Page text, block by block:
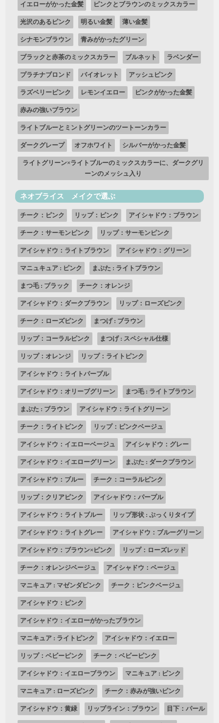
イエローがかった金髪 ピンクとブラウンのミックスカラー
光沢のあるピンク 明るい金髪 薄い金髪
シナモンブラウン 青みがかったグリーン
ブラックと赤茶のミックスカラー ブルネット ラベンダー
プラチナブロンド バイオレット アッシュピンク
ラズベリーピンク レモンイエロー ピンクがかった金髪
赤みの強いブラウン
ライトブルーとミントグリーンのツートーンカラー
ダークグレープ オフホワイト シルバーがかった金髪
ライトグリーン×ライトブルーのミックスカラーに、ダークグリ
ーンのメッシュ入り
ネオブライス メイクで選ぶ
チーク：ピンク リップ：ピンク アイシャドウ：ブラウン
チーク：サーモンピンク リップ：サーモンピンク
アイシャドウ：ライトブラウン アイシャドウ：グリーン
マニュキュア : ピンク まぶた : ライトブラウン
まつ毛 : ブラック チーク：オレンジ
アイシャドウ：ダークブラウン リップ：ローズピンク
チーク：ローズピンク まつげ : ブラウン
リップ：コーラルピンク まつげ : スペシャル仕様
リップ：オレンジ リップ：ライトピンク
アイシャドウ：ライトパープル
アイシャドウ：オリーブグリーン まつ毛 : ライトブラウン
まぶた : ブラウン アイシャドウ：ライトグリーン
チーク：ライトピンク リップ：ピンクベージュ
アイシャドウ：イエローベージュ アイシャドウ：グレー
アイシャドウ：イエローグリーン まぶた : ダークブラウン
アイシャドウ：ブルー チーク：コーラルピンク
リップ：クリアピンク アイシャドウ：パープル
アイシャドウ：ライトブルー リップ形状 : ぷっくりタイプ
アイシャドウ：ライトグレー アイシャドウ：ブルーグリーン
アイシャドウ：ブラウン×ピンク リップ：ローズレッド
チーク：オレンジベージュ アイシャドウ：ベージュ
マニキュア : マゼンダピンク チーク：ピンクベージュ
アイシャドウ：ピンク
アイシャドウ：イエローがかったブラウン
マニキュア : ライトピンク アイシャドウ：イエロー
リップ：ベビーピンク チーク：ベビーピンク
アイシャドウ：イエローブラウン マニキュア : ピンク
マニキュア : ローズピンク チーク：赤みが強いピンク
アイシャドウ：黄緑 リップライン：ブラウン 目下：パール